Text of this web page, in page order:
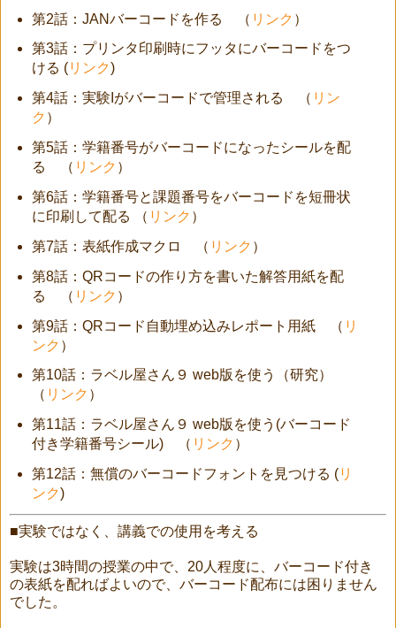
第2話：JANバーコードを作る （ リンク ）
第3話：プリンタ印刷時にフッタにバーコードをつ
ける (リンク)
第4話：実験Iがバーコードで管理される （ リン
ク ）
第5話：学籍番号がバーコードになったシールを配
る （ リンク ）
第6話：学籍番号と課題番号をバーコードを短冊状
に印刷して配る （ リンク ）
第7話：表紙作成マクロ （ リンク ）
第8話：QRコードの作り方を書いた解答用紙を配
る （ リンク ）
第9話：QRコード自動埋め込みレポート用紙 （ リ
ンク ）
第10話：ラベル屋さん９ web版を使う（研究）
（ リンク ）
第11話：ラベル屋さん９ web版を使う(バーコード
付き学籍番号シール) （ リンク ）
第12話：無償のバーコードフォントを見つける (リ
ンク)
■実験ではなく、講義での使用を考える
実験は3時間の授業の中で、20人程度に、バーコード付き
の表紙を配ればよいので、バーコード配布には困りません
でした。